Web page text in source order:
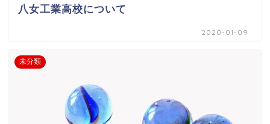
八女工業高校について
2020-01-09
未分類